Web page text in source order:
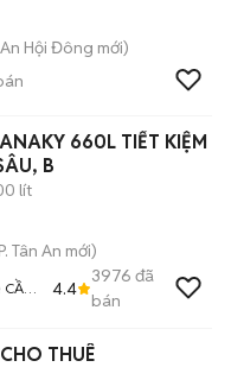
An Hội Đông mới)
660L TIẾT KIỆM
B
lít
P. Tân An mới)
4.4
3976 đã
bán
THUÊ